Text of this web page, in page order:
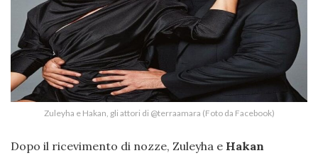
Zuleyha e Hakan, gli attori di @terraamara (Foto da Facebook)
Dopo il ricevimento di nozze, Zuleyha e Hakan